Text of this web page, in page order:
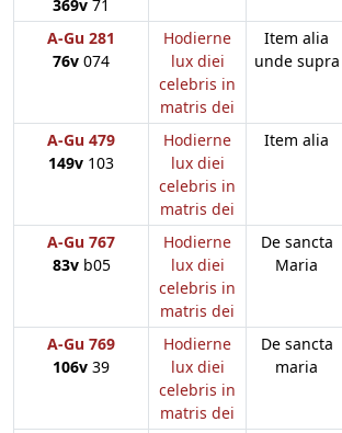
369v 71
A-Gu 281
76v 074
Hodierne
lux diei
celebris in
matris dei
Item alia
unde supra
A-Gu 479
149v 103
Hodierne
lux diei
celebris in
matris dei
Item alia
A-Gu 767
83vb05
Hodierne
lux diei
celebris in
matris dei
De sancta
Maria
A-Gu 769
106v 39
Hodierne
lux diei
celebris in
matris dei
De sancta
maria